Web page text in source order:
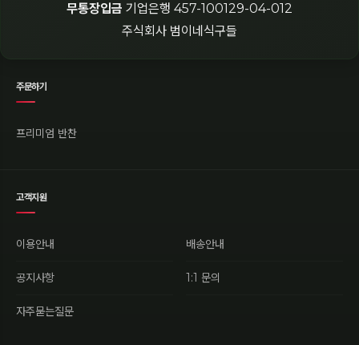
무통장입금 기업은행 457-100129-04-012
주식회사 범이네식구들
주문하기
프리미엄 반찬
고객지원
이용안내 배송안내
공지사항 1:1 문의
자주묻는질문